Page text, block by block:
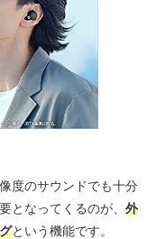
度のサウンドでも十分
となってくるのが、 外
という機能です。